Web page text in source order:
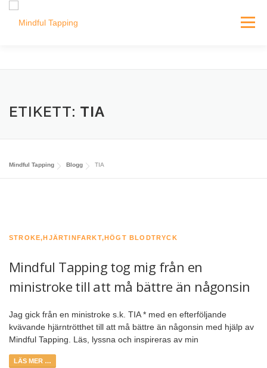
Meny
OM OSS BLOGG
ETIKETT: TIA
Mindful Tapping Blogg TIA
STROKE,HJÄRTINFARKT,HÖGT BLODTRYCK
Mindful Tapping tog mig från en
ministroke till att må bättre än någonsin
Jag gick från en ministroke s.k. TIA * med en efterföljande
kvävande hjärntrötthet till att må bättre än någonsin med hjälp av
Mindful Tapping. Läs, lyssna och inspireras av min
LÄS MER …